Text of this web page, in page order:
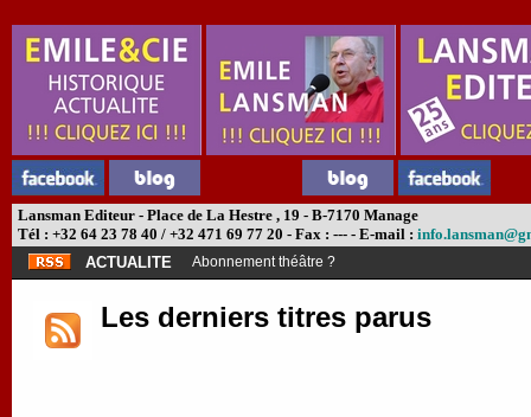
Lansman Editeur - Place de La Hestre , 19 - B-7170 Manage
Tél : +32 64 23 78 40 / +32 471 69 77 20 - Fax : --- - E-mail :
ACTUALITE
Abonnement théâtre ?
Les derniers titres parus